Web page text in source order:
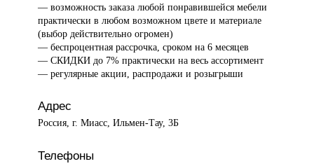
— возможность заказа любой понравившейся мебели
практически в любом возможном цвете и материале
(выбор действительно огромен)
— беспроцентная рассрочка, сроком на 6 месяцев
— СКИДКИ до 7% практически на весь ассортимент
— регулярные акции, распродажи и розыгрыши
Адрес
Россия, г. Миасс, Ильмен-Тау, 3Б
Телефоны